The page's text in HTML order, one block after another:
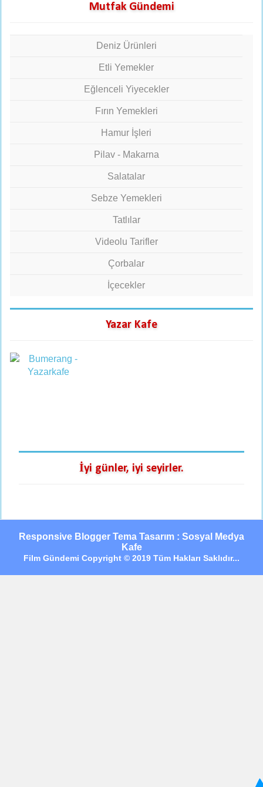
Mutfak Gündemi
Deniz Ürünleri
Etli Yemekler
Eğlenceli Yiyecekler
Fırın Yemekleri
Hamur İşleri
Pilav - Makarna
Salatalar
Sebze Yemekleri
Tatlılar
Videolu Tarifler
Çorbalar
İçecekler
Yazar Kafe
İyi günler, iyi seyirler.
Responsive Blogger Tema Tasarım : Sosyal Medya
Kafe
Film Gündemi Copyright © 2019 Tüm Hakları Saklıdır...